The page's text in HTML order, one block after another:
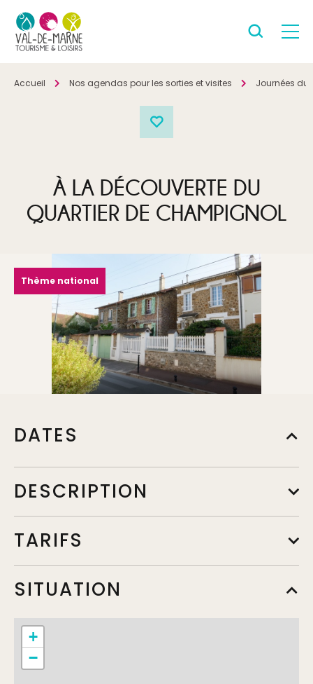
Accueil Nos agendas pour les sorties et visites Journées du
À LA DÉCOUVERTE DU
QUARTIER DE CHAMPIGNOL
Thème national
DATES
DESCRIPTION
TARIFS
SITUATION
+
−